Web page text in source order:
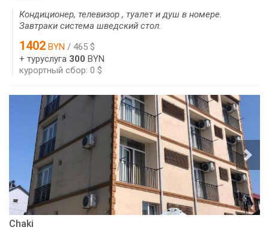
Кондиционер, телевизор , туалет и душ в номере.
Завтраки система шведский стол.
1402 BYN / 465 $
+ туруслуга 300 BYN
курортный сбор: 0 $
Chaki